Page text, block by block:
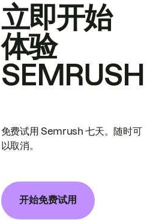
立即开始
体验
SEMRUSH
免费试用 Semrush 七天。随时可
以取消。
开始免费试用